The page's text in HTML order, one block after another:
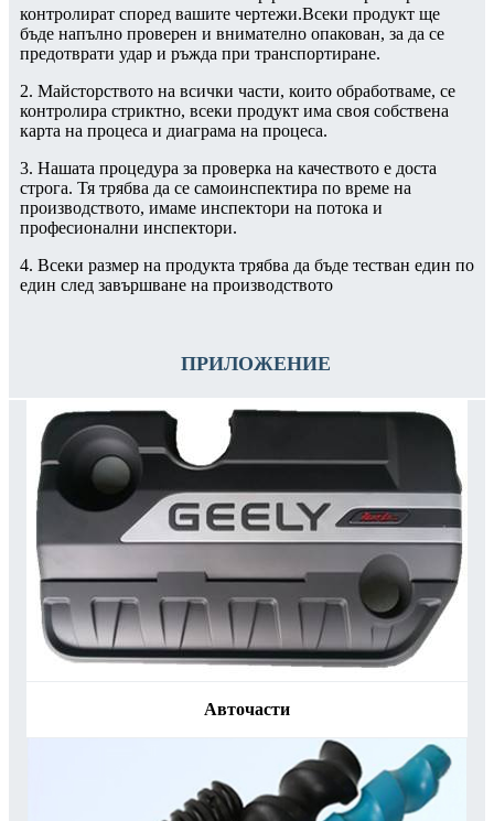
контролират според вашите чертежи.Всеки продукт ще
бъде напълно проверен и внимателно опакован, за да се
предотврати удар и ръжда при транспортиране.
2. Майсторството на всички части, които обработваме, се
контролира стриктно, всеки продукт има своя собствена
карта на процеса и диаграма на процеса.
3. Нашата процедура за проверка на качеството е доста
строга. Тя трябва да се самоинспектира по време на
производството, имаме инспектори на потока и
професионални инспектори.
4. Всеки размер на продукта трябва да бъде тестван един по
един след завършване на производството
ПРИЛОЖЕНИЕ
Авточасти